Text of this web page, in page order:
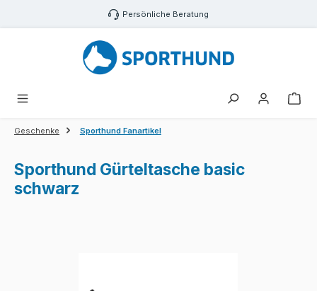
Zum Hauptinhalt springen Persönliche Beratung
Geschenke Sporthund Fanartikel
Sporthund Gürteltasche basic
schwarz